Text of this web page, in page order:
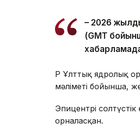
– 2026
(GMT
ҚР Ұлттық ядролық
мәліметі бойынша,
Эпицентрі
орналасқан.